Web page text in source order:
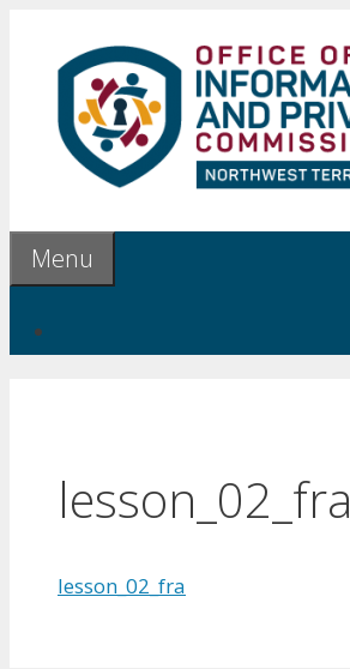
contenu
Menu
lesson_02_fra
lesson_02_fra